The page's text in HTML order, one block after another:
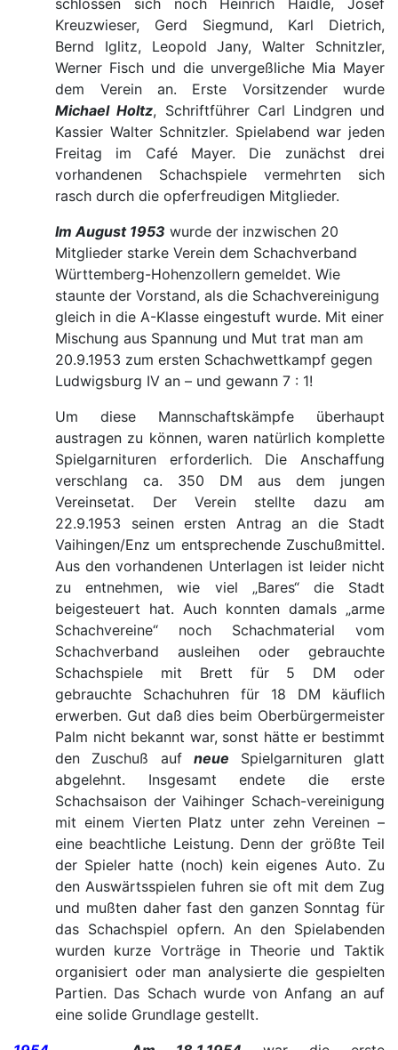
schlossen sich noch Heinrich Haidle, Josef
Kreuzwieser, Gerd Siegmund, Karl Dietrich,
Bernd Iglitz, Leopold Jany, Walter Schnitzler,
Werner Fisch und die unvergeßliche Mia Mayer
dem Verein an. Erste Vorsitzender wurde
Michael Holtz, Schriftführer Carl Lindgren und
Kassier Walter Schnitzler. Spielabend war jeden
Freitag im Café Mayer. Die zunächst drei
vorhandenen Schachspiele vermehrten sich
rasch durch die opferfreudigen Mitglieder.
Im August 1953 wurde der inzwischen 20
Mitglieder starke Verein dem Schachverband
Württemberg-Hohenzollern gemeldet. Wie
staunte der Vorstand, als die Schachvereinigung
gleich in die A-Klasse eingestuft wurde. Mit einer
Mischung aus Spannung und Mut trat man am
20.9.1953 zum ersten Schachwettkampf gegen
Ludwigsburg IV an – und gewann 7 : 1!
Um diese Mannschaftskämpfe überhaupt
austragen zu können, waren natürlich komplette
Spielgarnituren erforderlich. Die Anschaffung
verschlang ca. 350 DM aus dem jungen
Vereinsetat. Der Verein stellte dazu am
22.9.1953 seinen ersten Antrag an die Stadt
Vaihingen/Enz um entsprechende Zuschußmittel.
Aus den vorhandenen Unterlagen ist leider nicht
zu entnehmen, wie viel „Bares“ die Stadt
beigesteuert hat. Auch konnten damals „arme
Schachvereine“ noch Schachmaterial vom
Schachverband ausleihen oder gebrauchte
Schachspiele mit Brett für 5 DM oder
gebrauchte Schachuhren für 18 DM käuflich
erwerben. Gut daß dies beim Oberbürgermeister
Palm nicht bekannt war, sonst hätte er bestimmt
den Zuschuß auf neue Spielgarnituren glatt
abgelehnt. Insgesamt endete die erste
Schachsaison der Vaihinger Schach-vereinigung
mit einem Vierten Platz unter zehn Vereinen –
eine beachtliche Leistung. Denn der größte Teil
der Spieler hatte (noch) kein eigenes Auto. Zu
den Auswärtsspielen fuhren sie oft mit dem Zug
und mußten daher fast den ganzen Sonntag für
das Schachspiel opfern. An den Spielabenden
wurden kurze Vorträge in Theorie und Taktik
organisiert oder man analysierte die gespielten
Partien. Das Schach wurde von Anfang an auf
eine solide Grundlage gestellt.